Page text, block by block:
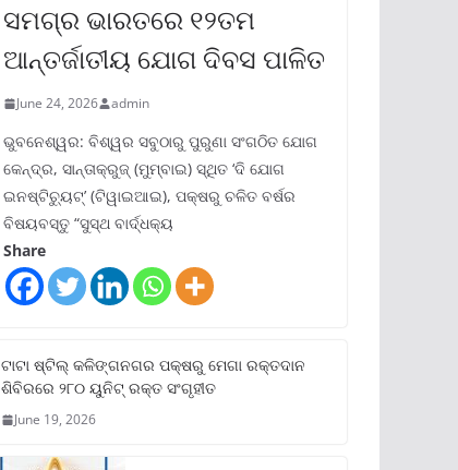
ସମଗ୍ର ଭାରତରେ ୧୨ତମ
ଆନ୍ତର୍ଜାତୀୟ ଯୋଗ ଦିବସ ପାଳିତ
June 24, 2026 admin
ଭୁବନେଶ୍ୱର: ବିଶ୍ୱର ସବୁଠାରୁ ପୁରୁଣା ସଂଗଠିତ ଯୋଗ
କେନ୍ଦ୍ର, ସାନ୍ତାକ୍ରୁଜ୍ (ମୁମ୍ବାଇ) ସ୍ଥିତ ‘ଦି ଯୋଗ
ଇନଷ୍ଟିଚ୍ୟୁଟ୍‌’ (ଟିୱାଇଆଇ), ପକ୍ଷରୁ ଚଳିତ ବର୍ଷର
ବିଷୟବସ୍ତୁ “ସୁସ୍ଥ ବାର୍ଦ୍ଧକ୍ୟ
Share
ଟାଟା ଷ୍ଟିଲ୍‌ କଳିଙ୍ଗନଗର ପକ୍ଷରୁ ମେଗା ରକ୍ତଦାନ
ଶିବିରରେ ୨୮୦ ୟୁନିଟ୍‌ ରକ୍ତ ସଂଗୃହୀତ
June 19, 2026